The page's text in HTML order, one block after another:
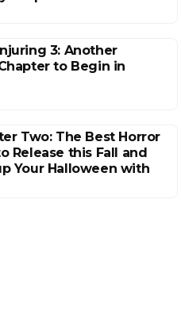
3: Another
to Begin in
Two: The Best Horror
Release this Fall and
Your Halloween with